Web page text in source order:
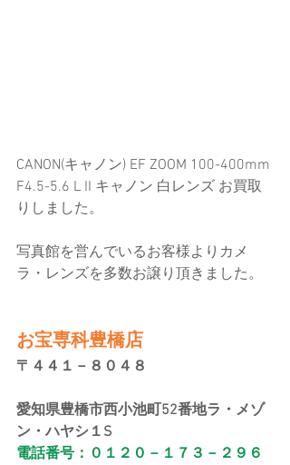
CANON(キャノン) EF ZOOM 100-400mm
F4.5-5.6 L II キャノン 白レンズ お買取
りしました。
写真館を営んでいるお客様よりカメ
ラ・レンズを多数お譲り頂きました。
お宝専科豊橋店
〒４４１－８０４８
愛知県豊橋市西小池町52番地ラ・メゾ
ン・ハヤシ１S
電話番号：０１２０－１７３－２９６